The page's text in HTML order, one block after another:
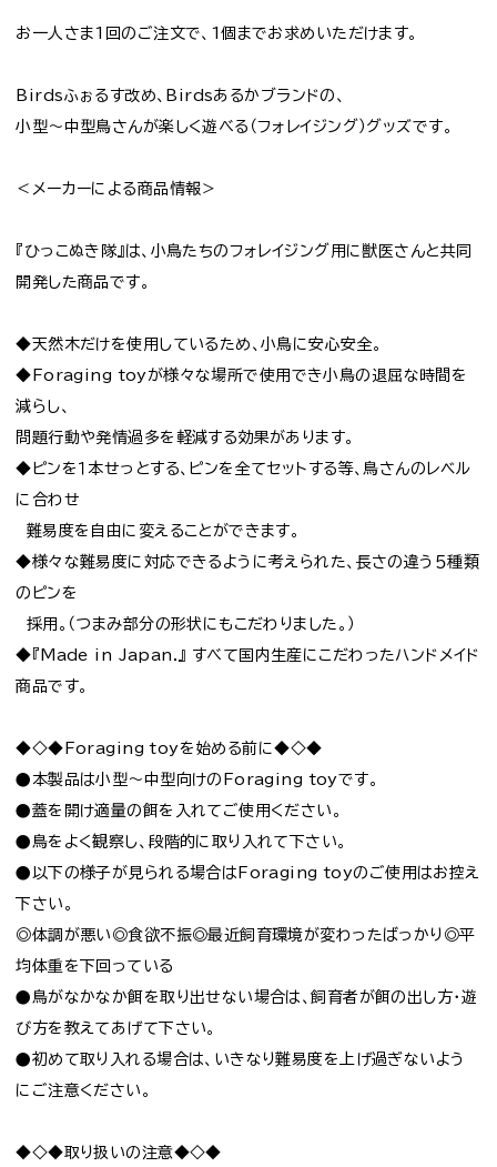
お一人さま1回のご注文で、1個までお求めいただけます。
Birdsふぉるす改め、Birdsあるかブランドの、
小型～中型鳥さんが楽しく遊べる（フォレイジング）グッズです。
＜メーカーによる商品情報＞
『ひっこぬき隊』は、小鳥たちのフォレイジング用に獣医さんと共同
開発した商品です。
◆天然木だけを使用しているため、小鳥に安心安全。
◆Foraging toyが様々な場所で使用でき小鳥の退屈な時間を
減らし、
問題行動や発情過多を軽減する効果があります。
◆ピンを１本せっとする、ピンを全てセットする等、鳥さんのレベル
に合わせ
難易度を自由に変えることができます。
◆様々な難易度に対応できるように考えられた、長さの違う５種類
のピンを
採用。（つまみ部分の形状にもこだわりました。）
◆『Made in Japan.』 すべて国内生産にこだわったハンドメイド
商品です。
◆◇◆Foraging toyを始める前に◆◇◆
●本製品は小型〜中型向けのForaging toyです。
●蓋を開け適量の餌を入れてご使用ください。
●鳥をよく観察し、段階的に取り入れて下さい。
●以下の様子が見られる場合はForaging toyのご使用はお控え
下さい。
◎体調が悪い◎食欲不振◎最近飼育環境が変わったばっかり◎平
均体重を下回っている
●鳥がなかなか餌を取り出せない場合は、飼育者が餌の出し方・遊
び方を教えてあげて下さい。
●初めて取り入れる場合は、いきなり難易度を上げ過ぎないよう
にご注意ください。
◆◇◆取り扱いの注意◆◇◆